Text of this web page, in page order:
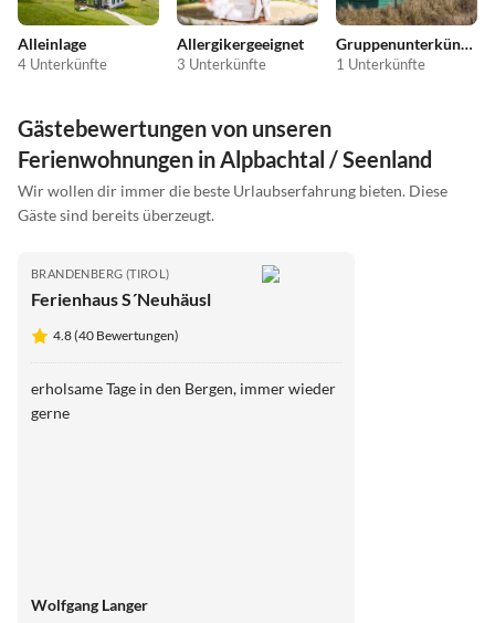
Alleinlage
4 Unterkünfte
Allergikergeeignet
3 Unterkünfte
Gruppenunterkünfte
1 Unterkünfte
Gästebewertungen von unseren
Ferienwohnungen in Alpbachtal / Seenland
Wir wollen dir immer die beste Urlaubserfahrung bieten. Diese
Gäste sind bereits überzeugt.
BRANDENBERG (TIROL)
Ferienhaus S´Neuhäusl
4.8 (40 Bewertungen)
erholsame Tage in den Bergen, immer wieder
gerne
Wolfgang Langer